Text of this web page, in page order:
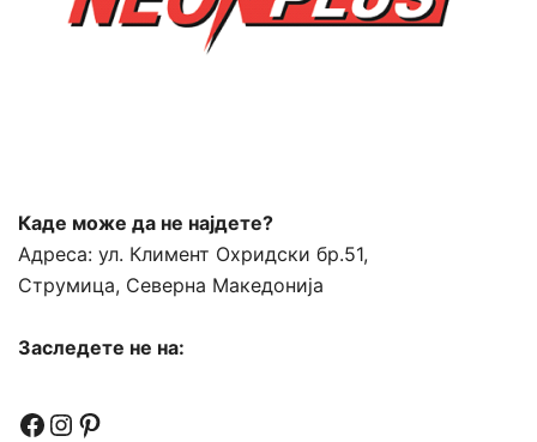
Каде може да не најдете?
Адреса: ул. Климент Охридски бр.51,
Струмица, Северна Македонија
Заследете не на:
Facebook
Instagram
Pinterest